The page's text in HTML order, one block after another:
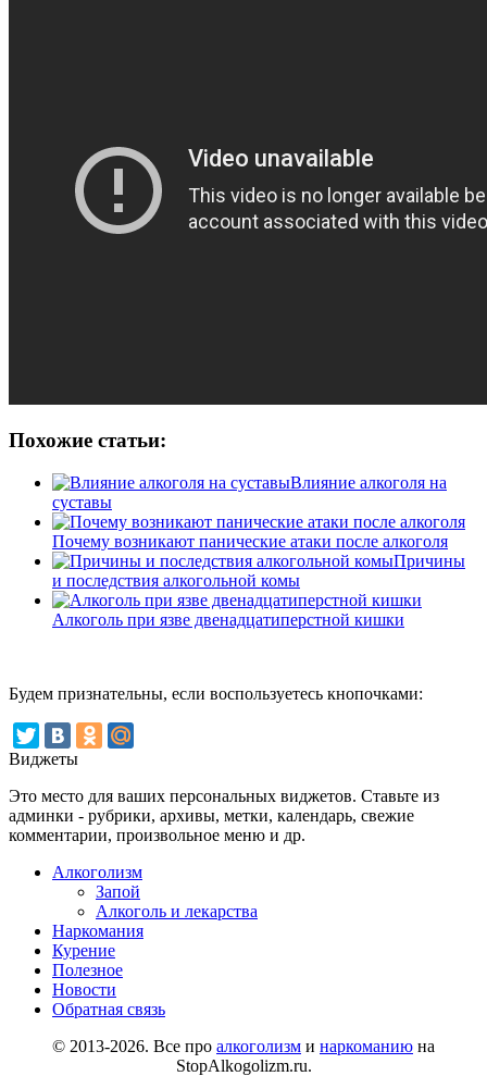
Похожие статьи:
Влияние алкоголя на
суставы
Почему возникают панические атаки после алкоголя
Причины
и последствия алкогольной комы
Алкоголь при язве двенадцатиперстной кишки
Будем признательны, если воспользуетесь кнопочками:
Виджеты
Это место для ваших персональных виджетов. Ставьте из
админки - рубрики, архивы, метки, календарь, свежие
комментарии, произвольное меню и др.
Алкоголизм
Запой
Алкоголь и лекарства
Наркомания
Курение
Полезное
Новости
Обратная связь
© 2013-2026. Все про алкоголизм и наркоманию на
StopAlkogolizm.ru.